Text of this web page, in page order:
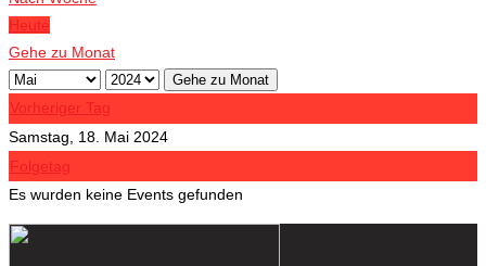
Heute
Gehe zu Monat
Gehe zu Monat
Vorheriger Tag
Samstag, 18. Mai 2024
Folgetag
Es wurden keine Events gefunden